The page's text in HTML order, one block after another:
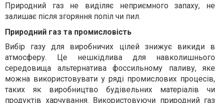
Природний газ не виділяє неприємного запаху, не
залишає після згоряння попіл чи пил.
Природний газ та промисловість
Вибір газу для виробничих цілей знижує викиди в
атмосферу. Це нешкідлива для навколишнього
середовища альтернатива фоссильному паливу, яке
можна використовувати у ряді промислових процесів,
таких як виробництво будівельних матеріалів чи
продуктів харчування. Використовуючи природний газ